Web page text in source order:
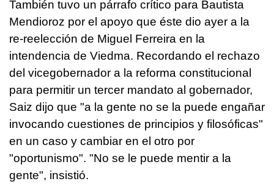
También tuvo un párrafo crítico para Bautista
Mendioroz por el apoyo que éste dio ayer a la
re-reelección de Miguel Ferreira en la
intendencia de Viedma. Recordando el rechazo
del vicegobernador a la reforma constitucional
para permitir un tercer mandato al gobernador,
Saiz dijo que "a la gente no se la puede engañar
invocando cuestiones de principios y filosóficas"
en un caso y cambiar en el otro por
"oportunismo". "No se le puede mentir a la
gente", insistió.